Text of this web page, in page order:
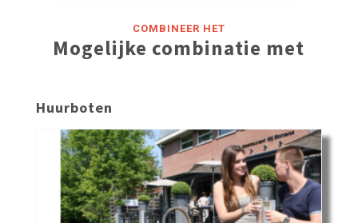
COMBINEER HET
Mogelijke combinatie met
Huurboten